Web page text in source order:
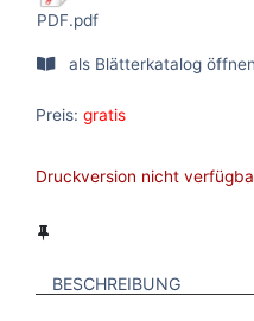
PDF.pdf
als Blätterkatalog öffnen
Preis: gratis
Druckversion nicht
BESCHREIBUNG